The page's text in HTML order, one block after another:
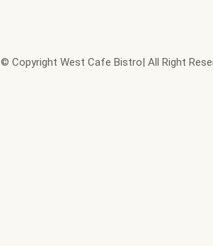
© Copyright West Cafe Bistro| All Right